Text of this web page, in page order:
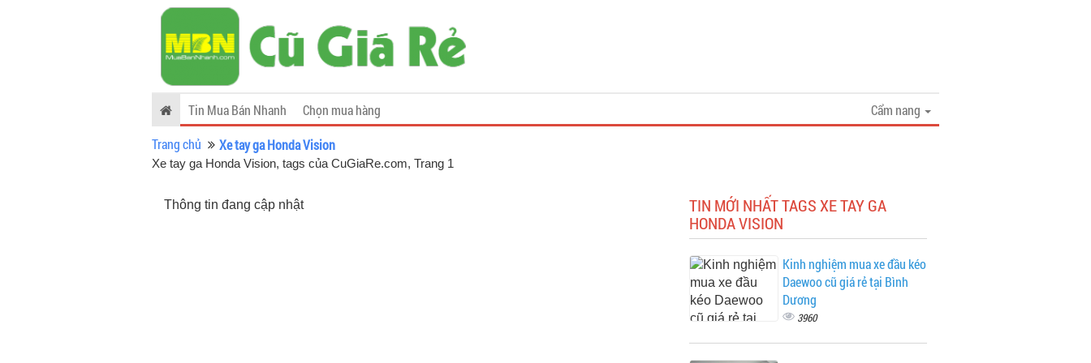
Cẩm nang
Tin Mua Bán Nhanh
Chọn mua hàng
Trang chủ
Xe tay ga Honda Vision
Xe tay ga Honda Vision, tags của CuGiaRe.com, Trang 1
Thông tin đang cập nhật
TIN MỚI NHẤT TAGS XE TAY GA
HONDA VISION
Kinh nghiệm mua xe đầu kéo
Daewoo cũ giá rẻ tại Bình
Dương
3960